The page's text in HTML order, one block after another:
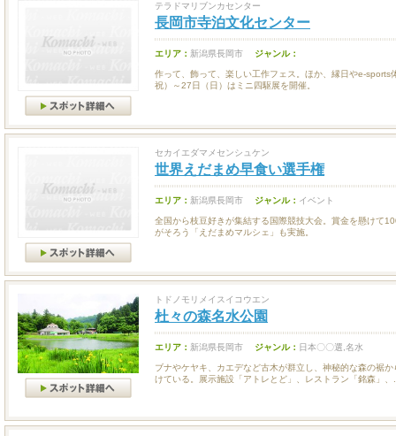
テラドマリブンカセンター
長岡市寺泊文化センター
エリア： 新潟県長岡市 ジャンル：
作って、飾って、楽しい工作フェス。ほか、縁日やe-
祝）～27日（日）はミニ四駆展を開催。
セカイエダマメセンシュケン
世界えだまめ早食い選手権
エリア： 新潟県長岡市 ジャンル： イベント
全国から枝豆好きが集結する国際競技大会。賞金を懸けて
がそろう「えだまめマルシェ」も実施。
トドノモリメイスイコウエン
杜々の森名水公園
エリア： 新潟県長岡市 ジャンル： 日本〇〇選,名水
ブナやケヤキ、カエデなど古木が群立し、神秘的な森の裾
けている。展示施設「アトレとど」、レストラン「銘森」、